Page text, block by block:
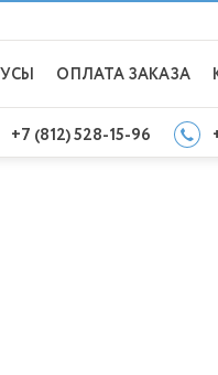
ОПЛАТА ЗАКАЗА
+7 (812) 528-15-96